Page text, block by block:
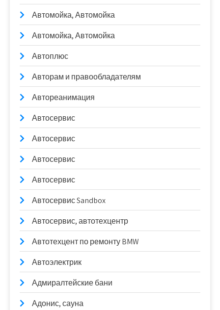
Автомойка, Автомойка
Автомойка, Автомойка
Автоплюс
Авторам и правообладателям
Автореанимация
Автосервис
Автосервис
Автосервис
Автосервис
Автосервис Sandbox
Автосервис, автотехцентр
Автотехцент по ремонту BMW
Автоэлектрик
Адмиралтейские бани
Адонис, сауна